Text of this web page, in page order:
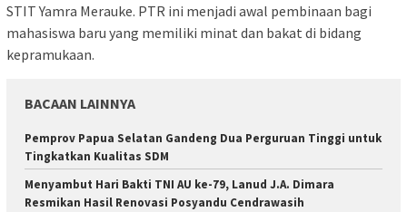
STIT Yamra Merauke. PTR ini menjadi awal pembinaan bagi
mahasiswa baru yang memiliki minat dan bakat di bidang
kepramukaan.
BACAAN LAINNYA
Pemprov Papua Selatan Gandeng Dua Perguruan Tinggi untuk
Tingkatkan Kualitas SDM
Menyambut Hari Bakti TNI AU ke-79, Lanud J.A. Dimara
Resmikan Hasil Renovasi Posyandu Cendrawasih